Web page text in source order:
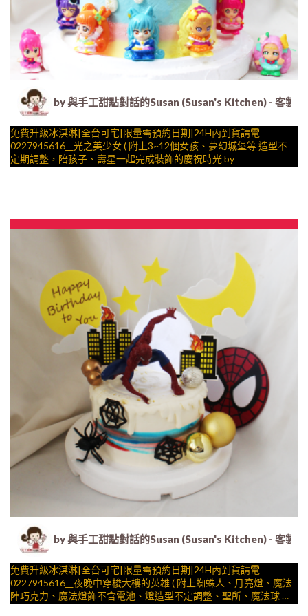
by 與手工甜點對話的Susan (Susan's Kitchen) - 客製
免費升級冰淇淋|全台可宅|限量需預約日期|24H內到貨請電
0227945616__光之美少女 ( 附上3~12個女孩、夢幻城堡等 造型不
定期調整，陪孩子、壽星一起完成裝飾的慶祝時光 by
by 與手工甜點對話的Susan (Susan's Kitchen) - 客製
免費升級冰淇淋|全台可宅|限量需預約日期|24H內到貨請電
0227945616__夜晚中穿梭大樓的英雄 ( 附上蜘蛛人、月亮燈、魔法
陣巧克力、魔法燈飾不含電池、燈造型不定調整、聖所、魔法球 造